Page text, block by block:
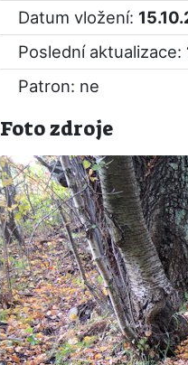
Datum vložení:
Poslední aktualizace:
Patron: ne
Foto zdroje